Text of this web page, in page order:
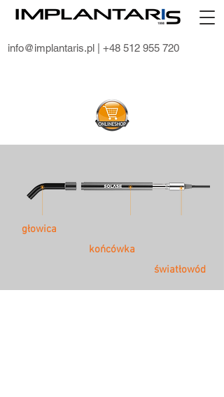
info@implantaris.pl | +48 512 955 720
głowica
końcówka
światłowód